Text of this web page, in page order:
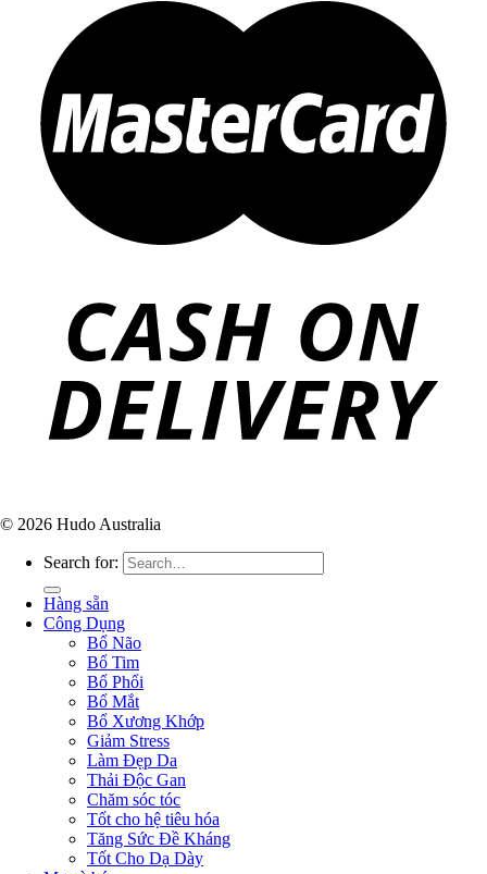
© 2026 Hudo Australia
Search for:
Hàng sẵn
Công Dụng
Bổ Não
Bổ Tim
Bổ Phổi
Bổ Mắt
Bổ Xương Khớp
Giảm Stress
Làm Đẹp Da
Thải Độc Gan
Chăm sóc tóc
Tốt cho hệ tiêu hóa
Tăng Sức Đề Kháng
Tốt Cho Dạ Dày